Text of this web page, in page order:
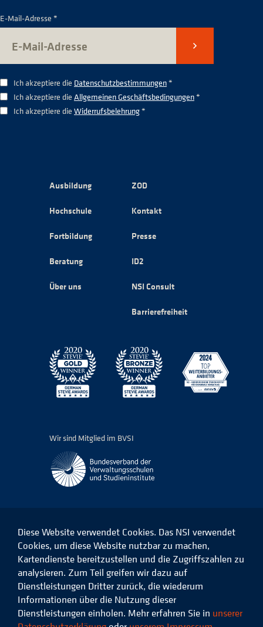
E-Mail-Adresse *
Senden
Ich akzeptiere die Datenschutzbestimmungen*
Ich akzeptiere die Allgemeinen Geschäftsbedingungen*
Ich akzeptiere die Widerrufsbelehrung*
Ausbildung
Hochschule
Fortbildung
Beratung
Über uns
ZOD
Kontakt
Presse
ID2
NSI Consult
Barrierefreiheit
Wir sind Mitglied im BVSI
Das
NSI
Facebook
Das
NSI
auf
LinkedIn
Das
NSI
auf
Instagram
Das
Xing
Datenschutz Impressum
Diese Website verwendet Cookies. Das NSI verwendet
Cookies, um diese Website nutzbar zu machen,
Kartendienste bereitzustellen und die Zugriffszahlen zu
analysieren. Zum Teil greifen wir dazu auf
Dienstleistungen Dritter zurück, die wiederum
Informationen über die Nutzung dieser
Dienstleistungen einholen. Mehr erfahren Sie in unserer